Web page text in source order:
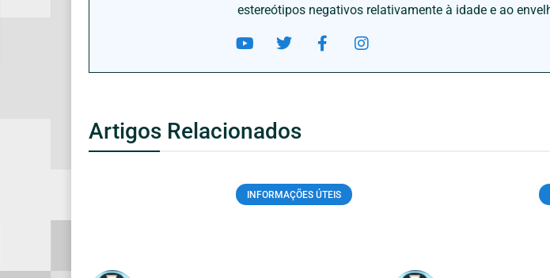
estereótipos negativos relativamente à idade e ao
Artigos Relacionados
INFORMAÇÕES ÚTEIS